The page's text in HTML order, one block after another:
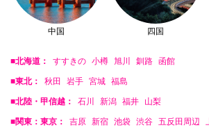
中国 四国
■北海道： すすきの 小樽 旭川 釧路 函館
■東北： 秋田 岩手 宮城 福島
■北陸・甲信越： 石川 新潟 福井 山梨
■関東：東京： 吉原 新宿 池袋 渋谷 五反田周辺